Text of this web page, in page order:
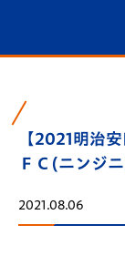
【2021明治
ＦＣ(ニンジ
2021.08.06